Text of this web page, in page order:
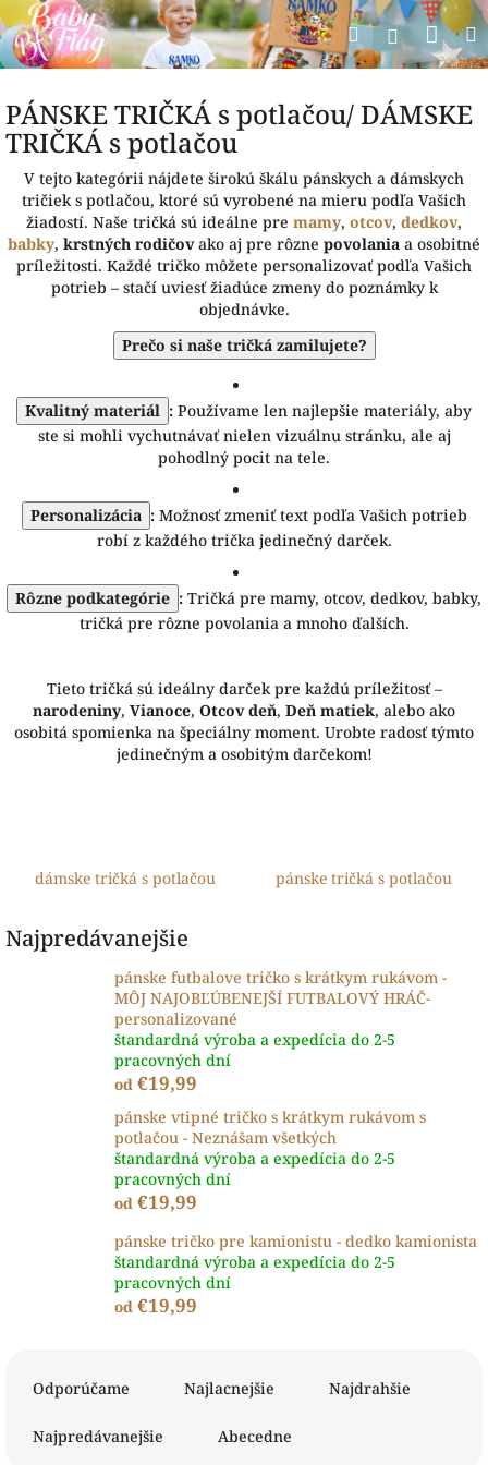
Prejsť
na
obsah
Hľadať
PÁNSKE TRIČKÁ s potlačou/ DÁMSKE
TRIČKÁ s potlačou
V tejto kategórii nájdete širokú škálu pánskych a dámskych
tričiek s potlačou, ktoré sú vyrobené na mieru podľa Vašich
žiadostí. Naše tričká sú ideálne pre mamy, otcov, dedkov,
babky, krstných rodičovako aj pre rôzne povolania a osobitné
príležitosti. Každé tričko môžete personalizovať podľa Vašich
potrieb – stačí uviesť žiadúce zmeny do poznámky k
objednávke.
Prečo si naše tričká zamilujete?
Kvalitný materiál : Používame len najlepšie materiály, aby
ste si mohli vychutnávať nielen vizuálnu stránku, ale aj
pohodlný pocit na tele.
Personalizácia :Možnosť zmeniť text podľa Vašich potrieb
robí z každého trička jedinečný darček.
Rôzne podkategórie : Tričká pre mamy, otcov, dedkov, babky,
tričká pre rôzne povolania a mnoho ďalších.
Tieto tričká sú ideálny darček pre každú príležitosť –
narodeniny, Vianoce, Otcov deň, Deň matiek, alebo ako
osobitá spomienka na špeciálny moment. Urobte radosť týmto
jedinečným a osobitým darčekom!
dámske tričká s potlačou pánske tričká s potlačou
Najpredávanejšie
pánske futbalove tričko s krátkym rukávom -
MÔJ NAJOBĽÚBENEJŠÍ FUTBALOVÝ HRÁČ-
personalizované
štandardná výroba a expedícia do 2-5
pracovných dní
od €19,99
pánske vtipné tričko s krátkym rukávom s
potlačou - Neznášam všetkých
štandardná výroba a expedícia do 2-5
pracovných dní
od €19,99
pánske tričko pre kamionistu - dedko kamionista
štandardná výroba a expedícia do 2-5
pracovných dní
od €19,99
Odporúčame Najlacnejšie Najdrahšie
Najpredávanejšie Abecedne